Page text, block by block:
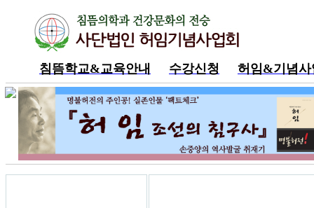
침뜸학교&교육안내 수강신청
허임&기념사
내공부방